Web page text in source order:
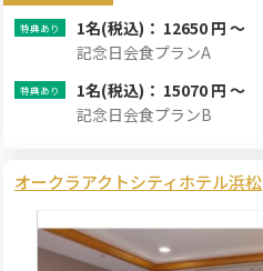
1名(税込)： 12650 円 ～
記念日会食プランA
1名(税込)： 15070 円 ～
記念日会食プランB
オークラアクトシティホテル浜松